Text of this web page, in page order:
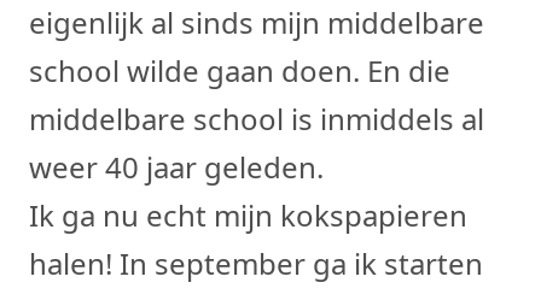
eigenlijk al sinds mijn middelbare
school wilde gaan doen. En die
middelbare school is inmiddels al
weer 40 jaar geleden.
Ik ga nu echt mijn kokspapieren
halen! In september ga ik starten